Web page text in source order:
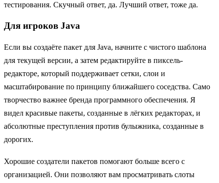
тестирования. Скучный ответ, да. Лучший ответ, тоже да.
Для игроков Java
Если вы создаёте пакет для Java, начните с чистого шаблона
для текущей версии, а затем редактируйте в пиксель-
редакторе, который поддерживает сетки, слои и
масштабирование по принципу ближайшего соседства. Само
творчество важнее бренда программного обеспечения. Я
видел красивые пакеты, созданные в лёгких редакторах, и
абсолютные преступления против булыжника, созданные в
дорогих.
Хорошие создатели пакетов помогают больше всего с
организацией. Они позволяют вам просматривать слоты